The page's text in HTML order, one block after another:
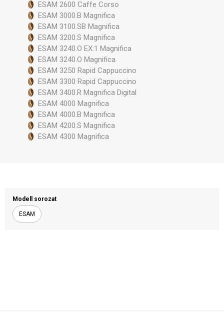
Modell sorozat
ESAM
ESAM 2600 Caffe Corso
ESAM 3000.B Magnifica
ESAM 3100.SB Magnifica
ESAM 3200.S Magnifica
ESAM 3240.O EX:1 Magnifica
ESAM 3240.O Magnifica
ESAM 3250 Rapid Cappuccino
ESAM 3300 Rapid Cappuccino
ESAM 3400.R Magnifica Digital
ESAM 4000 Magnifica
ESAM 4000.B Magnifica
ESAM 4200.S Magnifica
ESAM 4300 Magnifica